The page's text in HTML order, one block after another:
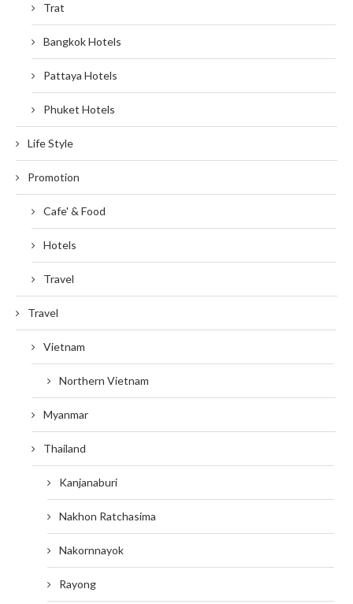
Trat
Bangkok Hotels
Pattaya Hotels
Phuket Hotels
Life Style
Promotion
Cafe' & Food
Hotels
Travel
Travel
Vietnam
Northern Vietnam
Myanmar
Thailand
Kanjanaburi
Nakhon Ratchasima
Nakornnayok
Rayong